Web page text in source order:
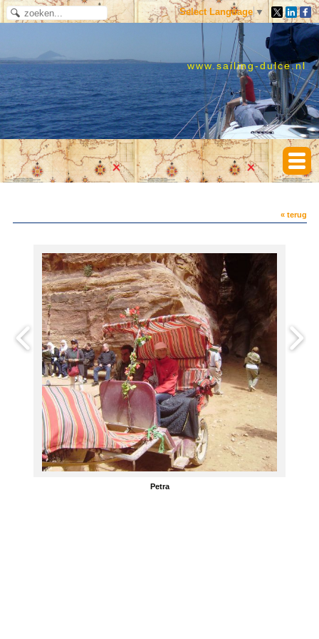
Select Language ▼
www.sailing-dulce.nl
« terug
Petra